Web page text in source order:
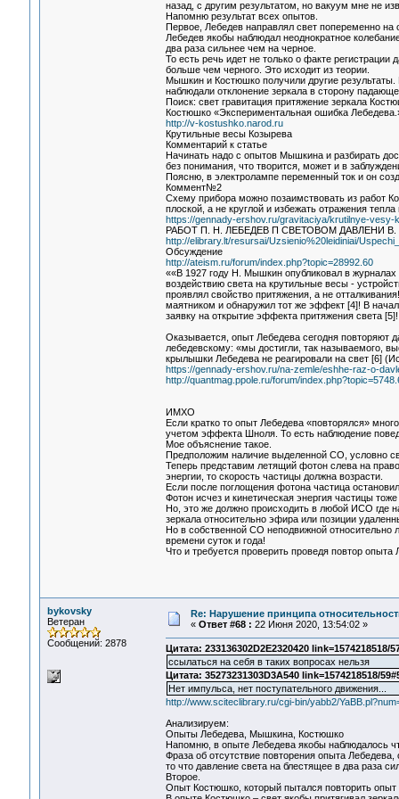
назад, с другим результатом, но вакуум мне не
Напомню результат всех опытов.
Первое, Лебедев направлял свет попеременно
Лебедев якобы наблюдал неоднократное
два раза сильнее чем на черное.
То есть речь идет не только о факте
больше чем черного. Это исходит из теории.
Мышкин и Костюшко получили другие
наблюдали отклонение зеркала в сторону
Поиск: свет гравитация притяжение зеркала
Костюшко «Экспериментальная ошибка
http://v-kostushko.narod.ru
Крутильные весы Козырева
Комментарий к статье
Начинать надо с опытов Мышкина и разбирать
без понимания, что творится, может и в
Поясню, в электролампе переменный ток и он
Коммент№2
Схему прибора можно позаимствовать из работ
плоской, а не круглой и избежать отражения
https://gennady-ershov.ru/gravitaciya/krutilnye-vesy-
РАБОТ П. Н. ЛЕБЕДЕВ П СВЕТОВОМ ДАВЛЕНИ В.
http://elibrary.lt/resursai/Uzsienio%20leidiniai/
Обсуждение
http://ateism.ru/forum/index.php?topic=28992.60
««В 1927 году H. Мышкин опубликовал в
воздействию света на крутильные весы -
проявлял свойство притяжения, а не
маятником и обнаружил тот же эффект [4]! В
заявку на открытие эффекта притяжения света [5]!
Оказывается, опыт Лебедева сегодня повторяют
лебедевскому: «мы достигли, так называемого,
крылышки Лебедева не реагировали на свет [6]
https://gennady-ershov.ru/na-zemle/eshhe-raz-o-
http://quantmag.ppole.ru/forum/
ИМХО
Если кратко то опыт Лебедева «повторялся»
учетом эффекта Шноля. То есть наблюдение
Мое объяснение такое.
Предположим наличие выделенной СО, условно
Теперь представим летящий фотон слева на
энергии, то скорость частицы должна возрасти.
Если после поглощения фотона частица
Фотон исчез и кинетическая энергия частицы
Но, это же должно происходить в любой ИСО где
зеркала относительно эфира или позиции
Но в собственной СО неподвижной относительно
времени суток и года!
Что и требуется проверить проведя повтор
bykovsky
Ветеран
Сообщений: 2878
Re: Нарушение принципа
« Ответ #68 : 22 Июня 2020, 13:54:02 »
Цитата: 233136302D2E2320420 link=1574218518/
ссылаться на себя в таких вопросах нельзя
Цитата: 35273231303D3A540 link=1574218518/
Нет импульса, нет поступательного движения...
http://www.sciteclibrary.ru/cgi-bin/yabb2/
Анализируем:
Опыты Лебедева, Мышкина, Костюшко
Напомню, в опыте Лебедева якобы наблюдалось
Фраза об отсутствие повторения опыта
то что давление света на блестящее в два раза
Второе.
Опыт Костюшко, который пытался повторить опыт